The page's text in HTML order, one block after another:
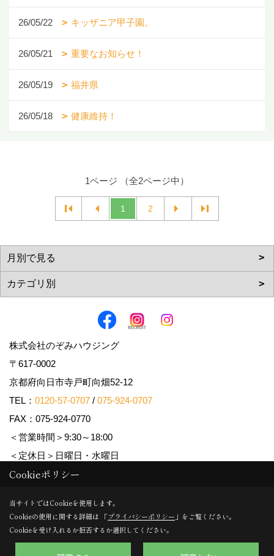
26/05/22 キッザニア甲子園。
26/05/21 重要なお知らせ！
26/05/19 福井県
26/05/18 健康維持！
1ページ （全2ページ中）
1 2
株式会社のぞみハウジング
〒617-0002
京都府向日市寺戸町向畑52-12
TEL： 0120-57-0707 / 075-924-0707
FAX：075-924-0770
＜営業時間＞9:30～18:00
＜定休日＞日曜日・水曜日
Copyright (c) Nozomi Housing. All Rights Reserved.
Produced byゴデスクリエイト
Cookieポリシー
当サイトではCookieを使用します。
Cookieの使用に関する詳細は 「プライバシーポリシー 」をご覧ください。
Cookieを受け入れるか拒否するか選択してください。